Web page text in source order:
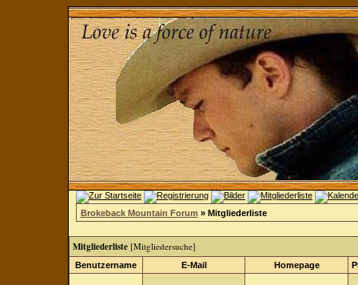
Brokeback Mountain Forum » Mitgliederliste
Mitgliederliste [Mitgliedersuche]
Benutzername E-Mail Homepage